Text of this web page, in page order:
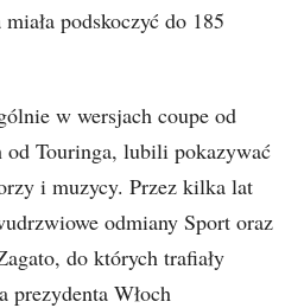
podskoczyć do 185
w wersjach coupe od
Touringa, lubili pokazywać
i muzycy. Przez kilka lat
odmiany Sport oraz
do których trafiały
Włoch